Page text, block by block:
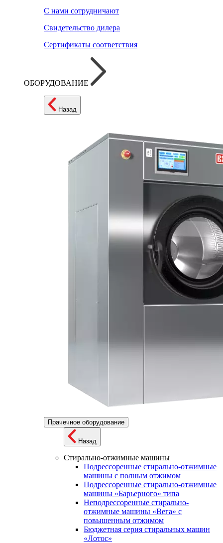
С нами сотрудничают
Свидетельство дилера
Сертификаты соответствия
ОБОРУДОВАНИЕ
Назад
Прачечное оборудование
Назад
Стирально-отжимные машины
Подрессоренные стирально-отжимные
машины с полным отжимом
Подрессоренные стирально-отжимные
машины «Барьерного» типа
Неподрессоренные стирально-
отжимные машины «Вега» с
повышенным отжимом
Бюджетная серия стиральных машин
«Лотос»